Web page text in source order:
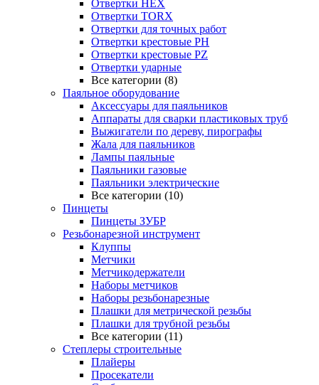
Отвертки HEX
Отвертки TORX
Отвертки для точных работ
Отвертки крестовые PH
Отвертки крестовые PZ
Отвертки ударные
Все категории (8)
Паяльное оборудование
Аксессуары для паяльников
Аппараты для сварки пластиковых труб
Выжигатели по дереву, пирографы
Жала для паяльников
Лампы паяльные
Паяльники газовые
Паяльники электрические
Все категории (10)
Пинцеты
Пинцеты ЗУБР
Резьбонарезной инструмент
Клуппы
Метчики
Метчикодержатели
Наборы метчиков
Наборы резьбонарезные
Плашки для метрической резьбы
Плашки для трубной резьбы
Все категории (11)
Степлеры строительные
Плайеры
Просекатели